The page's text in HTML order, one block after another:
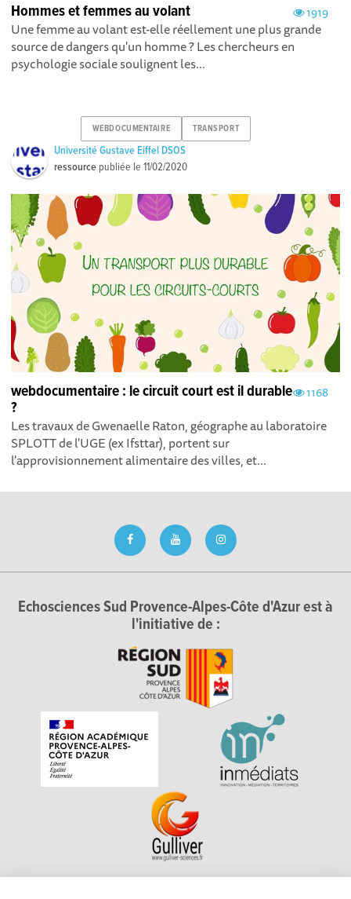
1919
Hommes et femmes au volant
Une femme au volant est-elle réellement une plus grande
source de dangers qu'un homme ? Les chercheurs en
psychologie sociale soulignent les...
WEBDOCUMENTAIRE TRANSPORT
Université Gustave Eiffel DSOS
ressource publiée le11/02/2020
1168
webdocumentaire : le circuit court est il durable
?
Les travaux de Gwenaelle Raton, géographe au laboratoire
SPLOTT de l'UGE (ex Ifsttar), portent sur
l'approvisionnement alimentaire des villes, et...
Echosciences Sud Provence-Alpes-Côte d'Azur est à
l'initiative de :